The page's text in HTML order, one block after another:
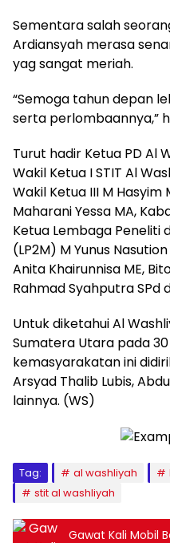
Sementara salah
Ardiansyah merasa
yag sangat meriah.
“Semoga tahun depan
serta perlombaannya,”
Turut hadir Ketua PD Al
Wakil Ketua I STIT Al
Wakil Ketua III M Hasyim
Maharani Yessa MA,
Ketua Lembaga Peneliti
(LP2M) M Yunus
Anita Khairunnisa ME,
Rahmad Syahputra SPd
Untuk diketahui Al
Sumatera Utara pada
kemasyarakatan ini
Arsyad Thalib Lubis,
lainnya. (WS)
Tag: al washliyah
stit al washliyah
Gawat Kali Mobil